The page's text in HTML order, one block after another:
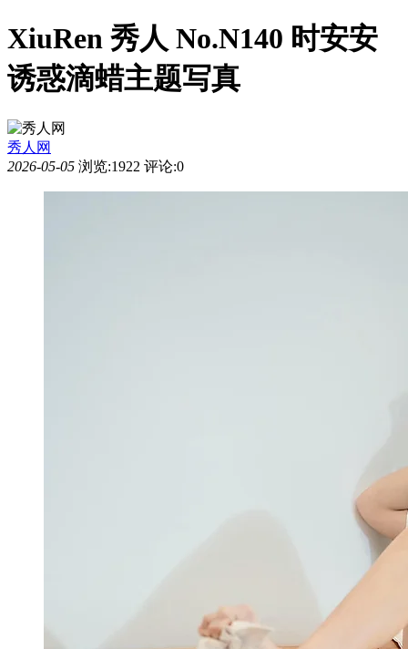
XiuRen 秀人 No.N140 时安安
诱惑滴蜡主题写真
秀人网
2026-05-05 浏览:1922 评论:0